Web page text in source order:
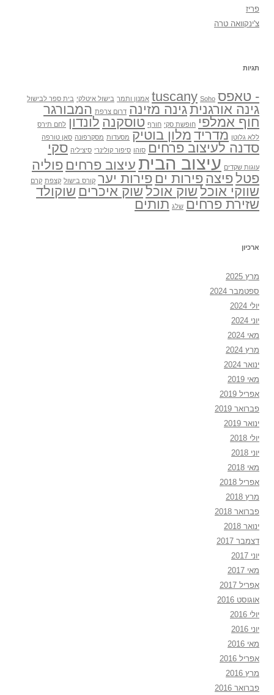
פריז
צ'ינקוואה טרה
תגיות
- טאפס Soho
tuscany אמנון ותמר בישול איטלקי בית ספר לבישול
גינה אורגניתגינה מזינה דרום צרפת המבורגר
חוף אמלפי חופשת סקי חורף טוסקנה לונדון לחם תירס
ללא גלוטן מדריד מלון בוטיק מסעדות מסקרפונה סאן טורפה
סדנה לעיצוב פרחים סוהו סיפור קולינרי סיציליה סקי
עוגות שקדים עיצוב הבית עיצוב פרחים פוליה
פטלפיצה פירות ים פירות יער קורס בישול קצפת קרם
שווקי אוכל שוק אוכל שוק איכרים שוקולד
שזירת פרחים שלג תותים
ארכיון
מרץ 2025
ספטמבר 2024
יולי 2024
יוני 2024
מאי 2024
מרץ 2024
ינואר 2024
מאי 2019
אפריל 2019
פברואר 2019
ינואר 2019
יולי 2018
יוני 2018
מאי 2018
אפריל 2018
מרץ 2018
פברואר 2018
ינואר 2018
דצמבר 2017
יוני 2017
מאי 2017
אפריל 2017
אוגוסט 2016
יולי 2016
יוני 2016
מאי 2016
אפריל 2016
מרץ 2016
פברואר 2016